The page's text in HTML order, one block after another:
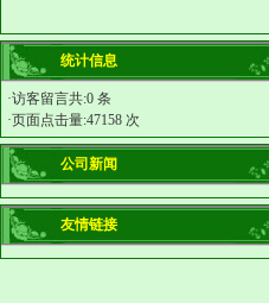
统计信息
·访客留言共:0 条
·页面点击量:47158 次
公司新闻
友情链接